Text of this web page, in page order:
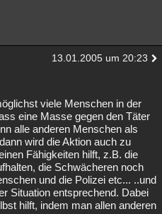
13.01.2005 um 20:23
viele Menschen in der
eine Masse gegen den Täter
alle anderen Menschen als
wird die Aktion auch zu
Fähigkeiten hilft, z.B. die
die Schwächeren noch
und die Polizei etc... ..und
Situation entsprechend. Dabei
hilft, indem man allen anderen